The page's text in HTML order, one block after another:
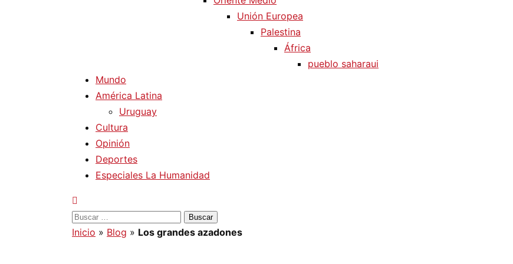
Unión Europea
Palestina
África
pueblo saharaui
Mundo
América Latina
Uruguay
Cultura
Opinión
Deportes
Especiales La Humanidad
Buscar:
Inicio » Blog » Los grandes azadones